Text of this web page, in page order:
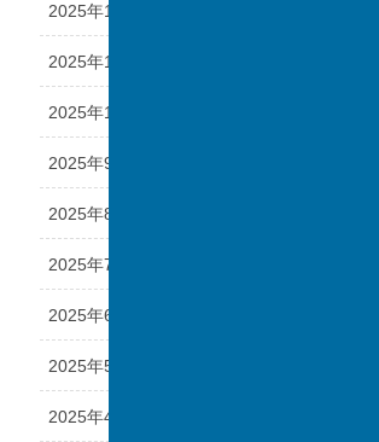
2025年12月
2025年11月
2025年10月
2025年9月
2025年8月
2025年7月
2025年6月
2025年5月
2025年4月